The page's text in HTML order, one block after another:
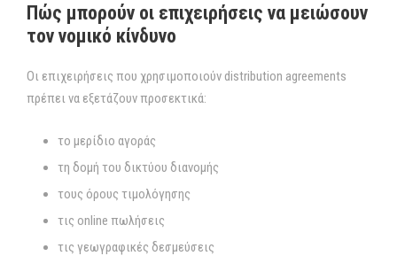
Πώς μπορούν οι επιχειρήσεις να μειώσουν
τον νομικό κίνδυνο
Οι επιχειρήσεις που χρησιμοποιούν distribution agreements
πρέπει να εξετάζουν προσεκτικά:
το μερίδιο αγοράς
τη δομή του δικτύου διανομής
τους όρους τιμολόγησης
τις online πωλήσεις
τις γεωγραφικές δεσμεύσεις